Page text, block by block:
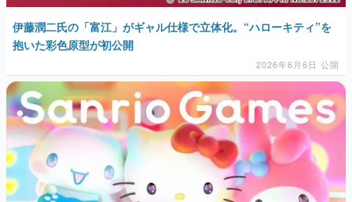
伊藤潤二氏の「富江」がギャル仕様で立体化。“ハローキティ”を
抱いた彩色原型が初公開
2026年6月6日 公開